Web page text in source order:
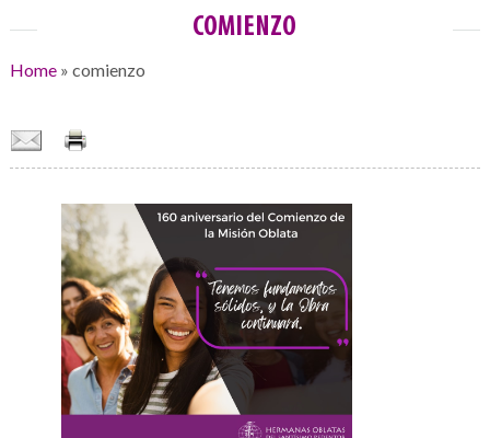
COMIENZO
Home» comienzo